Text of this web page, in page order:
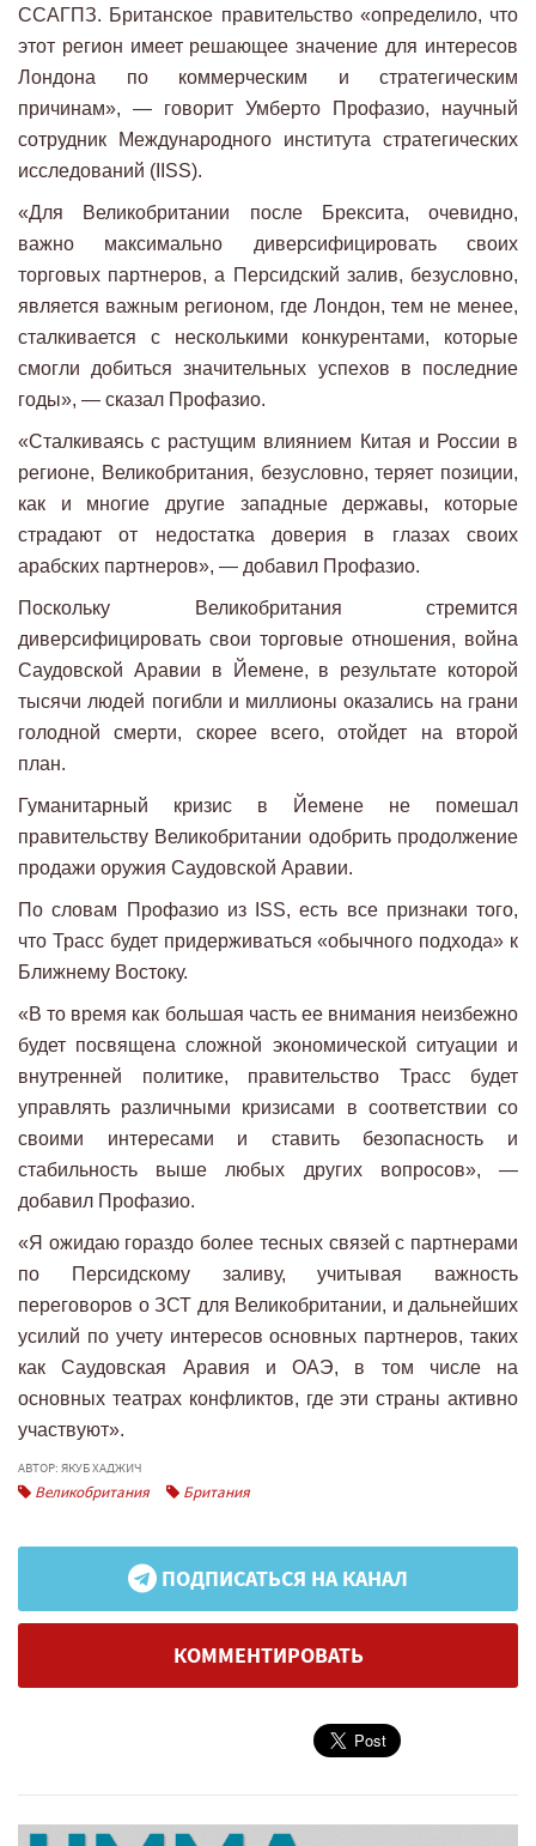
ССАГПЗ. Британское правительство «определило, что
этот регион имеет решающее значение для интересов
Лондона по коммерческим и стратегическим
причинам», — говорит Умберто Профазио, научный
сотрудник Международного института стратегических
исследований (IISS).
«Для Великобритании после Брексита, очевидно,
важно максимально диверсифицировать своих
торговых партнеров, а Персидский залив, безусловно,
является важным регионом, где Лондон, тем не менее,
сталкивается с несколькими конкурентами, которые
смогли добиться значительных успехов в последние
годы», — сказал Профазио.
«Сталкиваясь с растущим влиянием Китая и России в
регионе, Великобритания, безусловно, теряет позиции,
как и многие другие западные державы, которые
страдают от недостатка доверия в глазах своих
арабских партнеров», — добавил Профазио.
Поскольку Великобритания стремится
диверсифицировать свои торговые отношения, война
Саудовской Аравии в Йемене, в результате которой
тысячи людей погибли и миллионы оказались на грани
голодной смерти, скорее всего, отойдет на второй
план.
Гуманитарный кризис в Йемене не помешал
правительству Великобритании одобрить продолжение
продажи оружия Саудовской Аравии.
По словам Профазио из ISS, есть все признаки того,
что Трасс будет придерживаться «обычного подхода» к
Ближнему Востоку.
«В то время как большая часть ее внимания неизбежно
будет посвящена сложной экономической ситуации и
внутренней политике, правительство Трасс будет
управлять различными кризисами в соответствии со
своими интересами и ставить безопасность и
стабильность выше любых других вопросов», —
добавил Профазио.
«Я ожидаю гораздо более тесных связей с партнерами
по Персидскому заливу, учитывая важность
переговоров о ЗСТ для Великобритании, и дальнейших
усилий по учету интересов основных партнеров, таких
как Саудовская Аравия и ОАЭ, в том числе на
основных театрах конфликтов, где эти страны активно
участвуют».
АВТОР: ЯКУБ ХАДЖИЧ
Великобритания Британия
ПОДПИСАТЬСЯ НА КАНАЛ
КОММЕНТИРОВАТЬ